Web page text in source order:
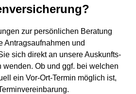
zur persönlichen Beratung
Antragsaufnahmen und
sich direkt an unsere Auskunfts-
wenden. Ob und ggf. bei welchen
ein Vor-Ort-Termin möglich ist,